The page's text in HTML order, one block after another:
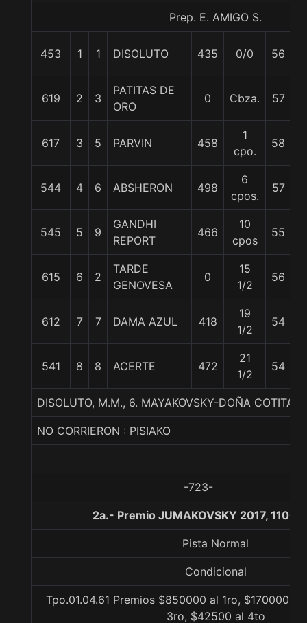
Prep. E. AMIGO S.
453 1 1 DISOLUTO 435 0/0 56
619 2 3
PATITAS DE
ORO
0 Cbza. 57
617 3 5 PARVIN 458
1
cpo.
58
544 4 6 ABSHERON 498
6
cpos.
57
545 5 9
GANDHI
REPORT
466
10
cpos
55
615 6 2
TARDE
GENOVESA
0
15
1/2
56
612 7 7 DAMA AZUL 418
19
1/2
54
541 8 8 ACERTE 472
21
1/2
54
DISOLUTO, M.M., 6. MAYAKOVSKY-DOÑA COTITA-
NO CORRIERON : PISIAKO
-723-
2a.- Premio JUMAKOVSKY 2017, 1100
Pista Normal
Condicional
Tpo.01.04.61 Premios $850000 al 1ro, $170000
3ro, $42500 al 4to